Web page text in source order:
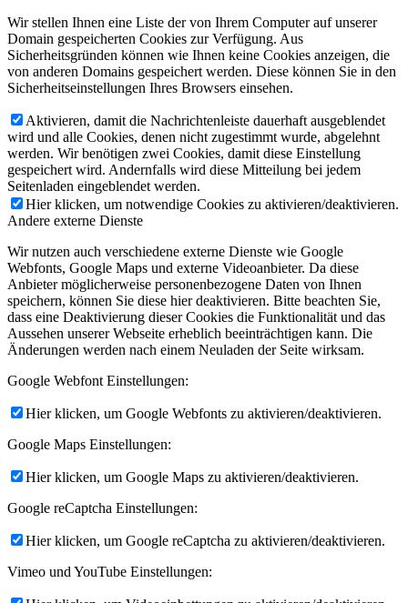
Wir stellen Ihnen eine Liste der von Ihrem Computer auf unserer
Domain gespeicherten Cookies zur Verfügung. Aus
Sicherheitsgründen können wie Ihnen keine Cookies anzeigen, die
von anderen Domains gespeichert werden. Diese können Sie in den
Sicherheitseinstellungen Ihres Browsers einsehen.
Aktivieren, damit die Nachrichtenleiste dauerhaft ausgeblendet
wird und alle Cookies, denen nicht zugestimmt wurde, abgelehnt
werden. Wir benötigen zwei Cookies, damit diese Einstellung
gespeichert wird. Andernfalls wird diese Mitteilung bei jedem
Seitenladen eingeblendet werden.
Hier klicken, um notwendige Cookies zu aktivieren/deaktivieren.
Andere externe Dienste
Wir nutzen auch verschiedene externe Dienste wie Google
Webfonts, Google Maps und externe Videoanbieter. Da diese
Anbieter möglicherweise personenbezogene Daten von Ihnen
speichern, können Sie diese hier deaktivieren. Bitte beachten Sie,
dass eine Deaktivierung dieser Cookies die Funktionalität und das
Aussehen unserer Webseite erheblich beeinträchtigen kann. Die
Änderungen werden nach einem Neuladen der Seite wirksam.
Google Webfont Einstellungen:
Hier klicken, um Google Webfonts zu aktivieren/deaktivieren.
Google Maps Einstellungen:
Hier klicken, um Google Maps zu aktivieren/deaktivieren.
Google reCaptcha Einstellungen:
Hier klicken, um Google reCaptcha zu aktivieren/deaktivieren.
Vimeo und YouTube Einstellungen: